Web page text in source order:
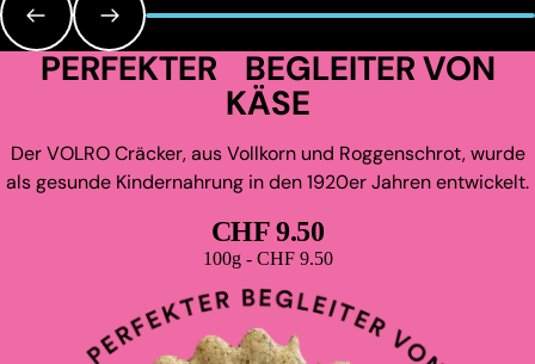
PERFEKTER BEGLEITER VON
KÄSE
Der VOLRO Cräcker, aus Vollkorn und Roggenschrot, wurde
als gesunde Kindernahrung in den 1920er Jahren entwickelt.
CHF 9.50
Grundpreis
100g - CHF 9.50